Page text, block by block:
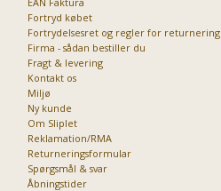
Fortryd købet
Fortrydelsesret og regler for returnering
Firma - sådan bestiller du
Fragt & levering
Kontakt os
Miljø
Ny kunde
Om Sliplet
Reklamation/RMA
Returneringsformular
Spørgsmål & svar
Åbningstider